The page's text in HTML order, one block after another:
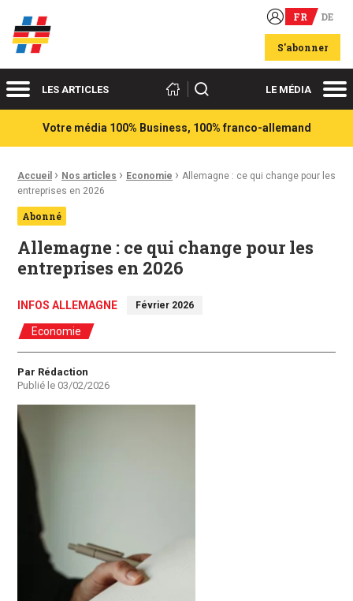
Acteurs du franco-allemand FR DE
S'abonner
MenuLES ARTICLES Rechercher LE MÉDIA
Votre média 100% Business, 100% franco-allemand
Fil d'Ariane :
Accueil › Nos articles › Economie › Allemagne : ce qui change pour les
entreprises en 2026
Abonné
Allemagne : ce qui change pour les
entreprises en 2026
INFOS ALLEMAGNE Février 2026
Economie
Auteur
Par Rédaction
Publié le 03/02/2026